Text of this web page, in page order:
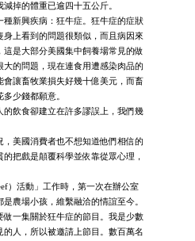
掉的體重已逾四十五公斤。
種新興疾病：狂牛症。狂牛症的症狀
上看到的問題很類似，而且病因來
這是大部分美國集中飼養場常見的做
的問題，現在連食用遭感染肉品的
會讓畜牧業損失好幾十億美元，而畜
少錢都願意。
的飲食卻建立在許多謬誤上，我們幾
，美國消費者也不想知道他們相信的
把戲是顛覆科學並依靠從眾心理，
）活動」工作時，第一次在辦公室
農場小孩，維繫融洽的情誼至今。
做一集關於狂牛症的節目。我是少數
人，所以被邀請上節目。數百萬名